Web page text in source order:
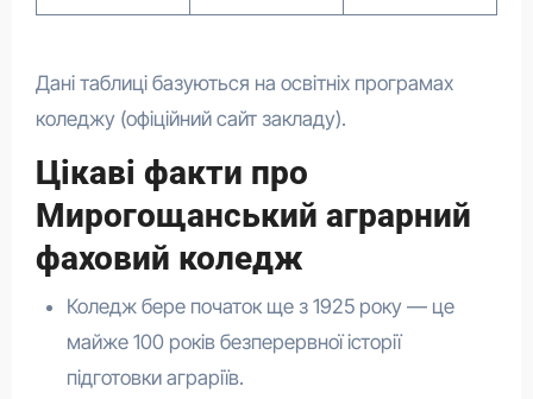
Дані таблиці базуються на освітніх програмах
коледжу (офіційний сайт закладу).
Цікаві факти про
Мирогощанський аграрний
фаховий коледж
Коледж бере початок ще з 1925 року — це
майже 100 років безперервної історії
підготовки аграріїв.